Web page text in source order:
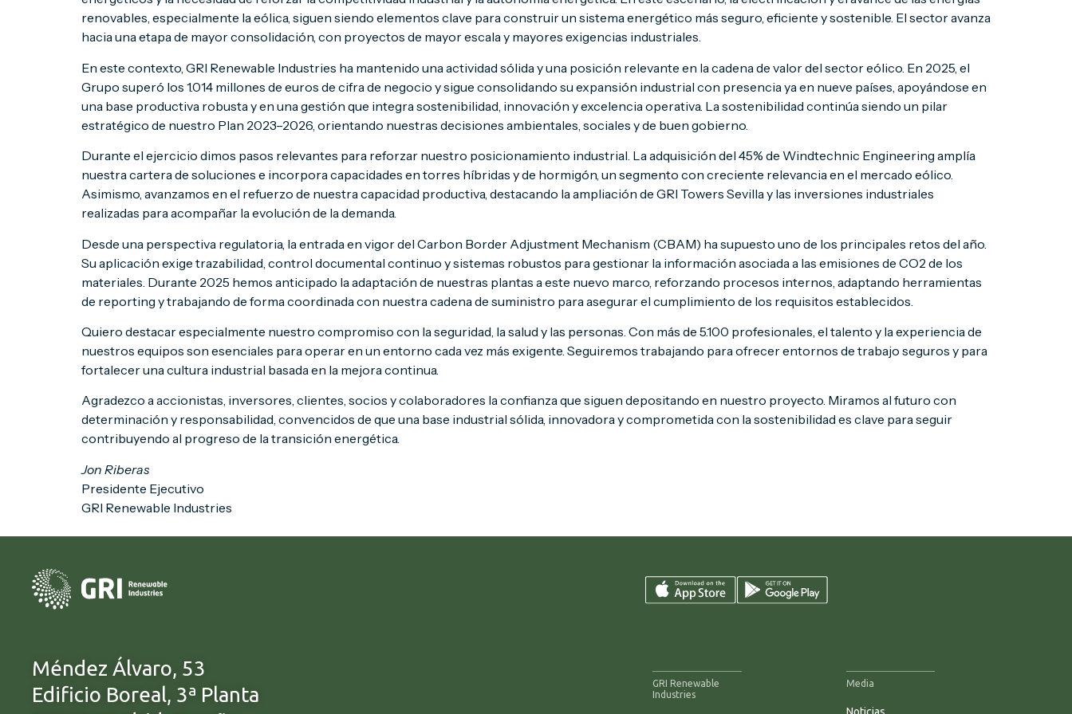
renovables, especialmente la eólica, siguen siendo elementos clave para construir un sistema energético más seguro, eficiente y sostenible. El sector avanza
hacia una etapa de mayor consolidación, con proyectos de mayor escala y mayores exigencias industriales.
En este contexto, GRI Renewable Industries ha mantenido una actividad sólida y una posición relevante en la cadena de valor del sector eólico. En 2025, el
Grupo superó los 1.014 millones de euros de cifra de negocio y sigue consolidando su expansión industrial con presencia ya en nueve países, apoyándose en
una base productiva robusta y en una gestión que integra sostenibilidad, innovación y excelencia operativa. La sostenibilidad continúa siendo un pilar
estratégico de nuestro Plan 2023–2026, orientando nuestras decisiones ambientales, sociales y de buen gobierno.
Durante el ejercicio dimos pasos relevantes para reforzar nuestro posicionamiento industrial. La adquisición del 45% de Windtechnic Engineering amplía
nuestra cartera de soluciones e incorpora capacidades en torres híbridas y de hormigón, un segmento con creciente relevancia en el mercado eólico.
Asimismo, avanzamos en el refuerzo de nuestra capacidad productiva, destacando la ampliación de GRI Towers Sevilla y las inversiones industriales
realizadas para acompañar la evolución de la demanda.
Desde una perspectiva regulatoria, la entrada en vigor del Carbon Border Adjustment Mechanism (CBAM) ha supuesto uno de los principales retos del año.
Su aplicación exige trazabilidad, control documental continuo y sistemas robustos para gestionar la información asociada a las emisiones de CO2 de los
materiales. Durante 2025 hemos anticipado la adaptación de nuestras plantas a este nuevo marco, reforzando procesos internos, adaptando herramientas
de reporting y trabajando de forma coordinada con nuestra cadena de suministro para asegurar el cumplimiento de los requisitos establecidos.
Quiero destacar especialmente nuestro compromiso con la seguridad, la salud y las personas. Con más de 5.100 profesionales, el talento y la experiencia de
nuestros equipos son esenciales para operar en un entorno cada vez más exigente. Seguiremos trabajando para ofrecer entornos de trabajo seguros y para
fortalecer una cultura industrial basada en la mejora continua.
Agradezco a accionistas, inversores, clientes, socios y colaboradores la confianza que siguen depositando en nuestro proyecto. Miramos al futuro con
determinación y responsabilidad, convencidos de que una base industrial sólida, innovadora y comprometida con la sostenibilidad es clave para seguir
contribuyendo al progreso de la transición energética.
Jon Riberas
Presidente Ejecutivo
GRI Renewable Industries
Méndez Álvaro, 53
Edificio Boreal, 3ª Planta
GRI Renewable
Industries
Media
Noticias